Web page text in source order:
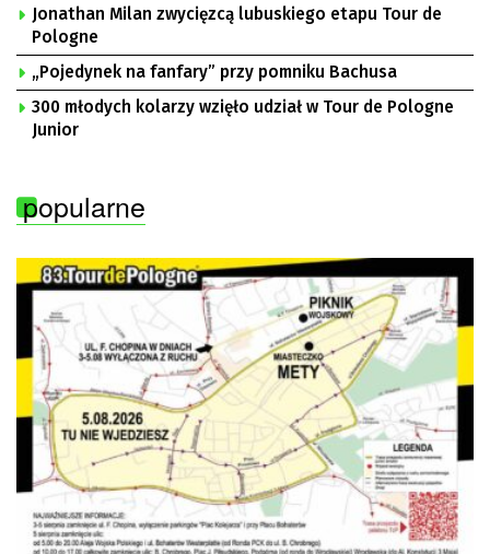
Jonathan Milan zwycięzcą lubuskiego etapu Tour de
Pologne
„Pojedynek na fanfary” przy pomniku Bachusa
300 młodych kolarzy wzięło udział w Tour de Pologne
Junior
popularne